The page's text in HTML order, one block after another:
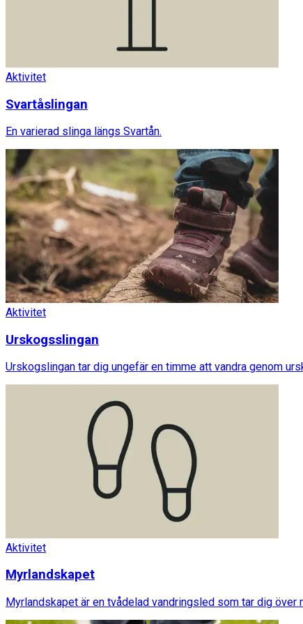
Aktivitet
Svartåslingan
En varierad slinga längs Svartån.
Aktivitet
Urskogsslingan
Urskogslingan tar dig ungefär en timme att vandra genom
Aktivitet
Myrlandskapet
Myrlandskapet är en tvådelad vandringsled som tar dig över